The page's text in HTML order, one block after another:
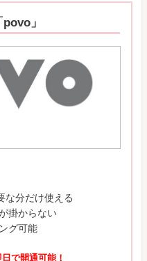
」
な分だけ使える
掛からない
グ可能
で開通可能！